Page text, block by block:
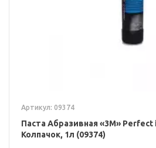
Артикул: 09374
Паста Абразивная «3M»
Колпачок, 1л (09374)